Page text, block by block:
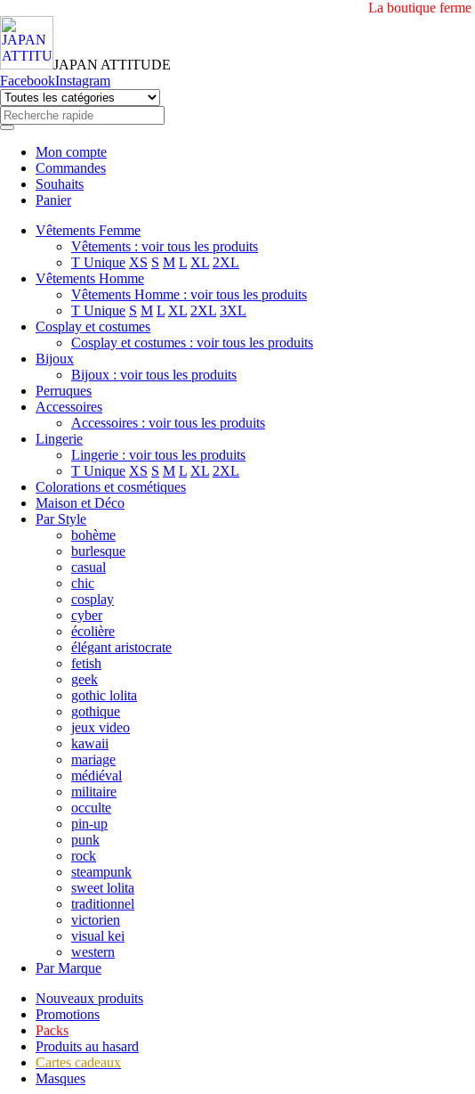
La boutique ferme
JAPAN ATTITUDE
FacebookInstagram
Mon compte
Commandes
Souhaits
Panier
Vêtements Femme
Vêtements : voir tous les produits
T Unique XS S M L XL 2XL
Vêtements Homme
Vêtements Homme : voir tous les produits
T Unique S M L XL 2XL 3XL
Cosplay et costumes
Cosplay et costumes : voir tous les produits
Bijoux
Bijoux : voir tous les produits
Perruques
Accessoires
Accessoires : voir tous les produits
Lingerie
Lingerie : voir tous les produits
T Unique XS S M L XL 2XL
Colorations et cosmétiques
Maison et Déco
Par Style
bohème
burlesque
casual
chic
cosplay
cyber
écolière
élégant aristocrate
fetish
geek
gothic lolita
gothique
jeux video
kawaii
mariage
médiéval
militaire
occulte
pin-up
punk
rock
steampunk
sweet lolita
traditionnel
victorien
visual kei
western
Par Marque
Nouveaux produits
Promotions
Packs
Produits au hasard
Cartes cadeaux
Masques